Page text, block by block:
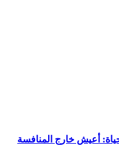
أعيش خارج المنافسة